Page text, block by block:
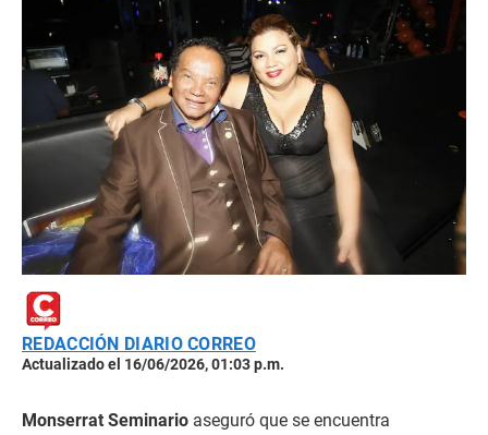
REDACCIÓN DIARIO CORREO
Actualizado el 16/06/2026, 01:03 p.m.
Monserrat Seminario aseguró que se encuentra